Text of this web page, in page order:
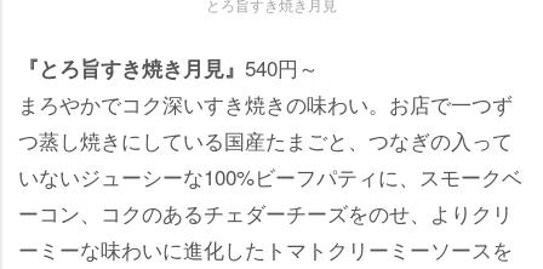
とろ旨すき焼き月見
『とろ旨すき焼き月見』 540円～
まろやかでコク深いすき焼きの味わい。お店で一つず
つ蒸し焼きにしている国産たまごと、つなぎの入って
いないジューシーな100%ビーフパティに、スモークベ
ーコン、コクのあるチェダーチーズをのせ、よりクリ
ーミーな味わいに進化したトマトクリーミーソースを